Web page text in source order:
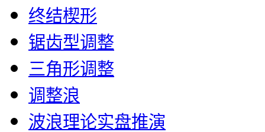
终结楔形
锯齿型调整
三角形调整
调整浪
波浪理论实盘推演